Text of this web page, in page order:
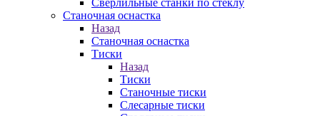
Сверлильные станки по стеклу
Станочная оснастка
Назад
Станочная оснастка
Тиски
Назад
Тиски
Станочные тиски
Слесарные тиски